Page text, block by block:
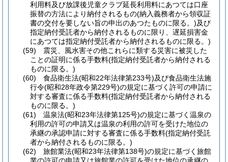
利用料及び放課後児童クラブ延長利用料にあつては口座
振替の方法により納付されるもの(納入義務者から領収証
書の交付を要しない旨の申出のあつたものに限る。)及び
指定納付受託者から納付されるものに限り、遅延損害金
にあつては指定納付受託者から納付されるものに限る。)
(59)
震災、風水害その他これらに類する災害に被災した
ことの証明に係る手数料(指定納付受託者から納付される
ものに限る。)
(60)
食品衛生法(昭和22年法律第233号)及び食品衛生法施
行令(昭和28年政令第229号)の規定に基づく許可の申請に
対する審査に係る手数料(指定納付受託者から納付される
ものに限る。)
(61)
温泉法(昭和23年法律第125号)の規定に基づく温泉の
利用の許可の申請又は温泉の利用の許可を受けた地位の
承継の承認申請に対する審査に係る手数料(指定納付受託
者から納付されるものに限る。)
(62)
旅館業法(昭和23年法律第138号)の規定に基づく旅館